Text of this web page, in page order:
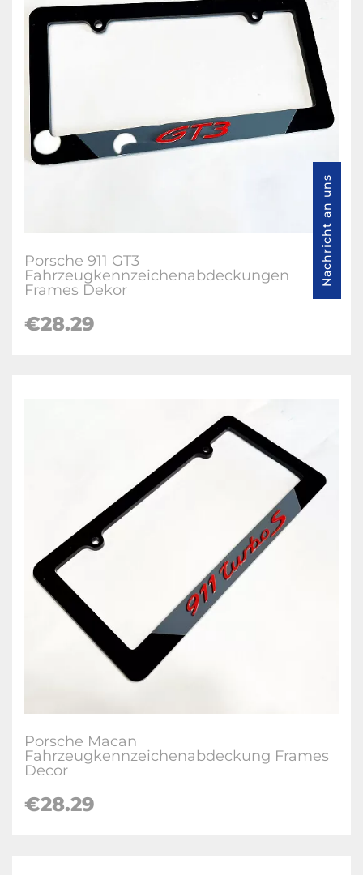
Porsche 911 GT3
Fahrzeugkennzeichenabdeckungen
Frames Dekor
€28.29
Porsche Macan
Fahrzeugkennzeichenabdeckung Frames
Decor
€28.29
Nachricht an uns